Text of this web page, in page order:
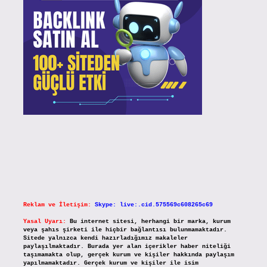
Reklam ve İletişim: Skype: live:.cid.575569c608265c69
Yasal Uyarı:
Bu internet sitesi, herhangi bir marka, kurum
veya şahıs şirketi ile hiçbir bağlantısı bulunmamaktadır.
Sitede yalnızca kendi hazırladığımız makaleler
paylaşılmaktadır. Burada yer alan içerikler haber niteliği
taşımamakta olup, gerçek kurum ve kişiler hakkında paylaşım
yapılmamaktadır. Gerçek kurum ve kişiler ile isim